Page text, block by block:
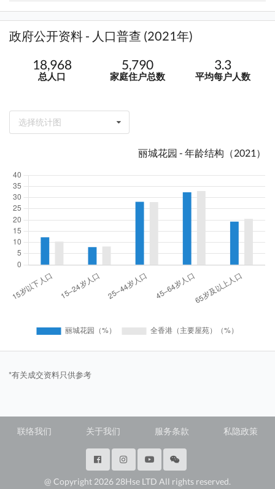
政府公开资料 - 人口普查 (2021年)
18,968
总人口
5,790
家庭住户总数
3.3
平均每户人数
选择统计图
丽城花园 - 年龄结构（2021）
*有关成交资料只供参考
联络我们 关于我们 服务条款 私隐政策
@ Copyright 2026 28Hse LTD All rights reserved.